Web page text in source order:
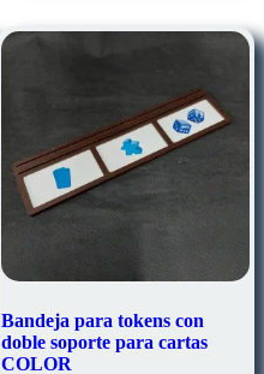
Bandeja para tokens con
doble soporte para cartas
COLOR